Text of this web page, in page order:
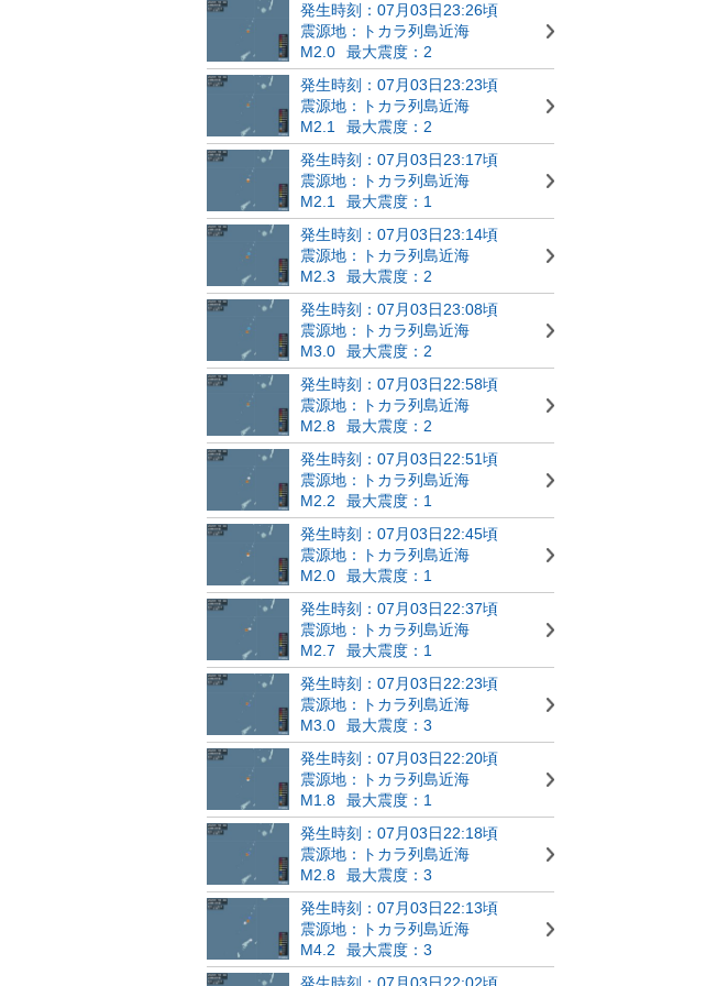
発生時刻：07月03日23:26頃
震源地：トカラ列島近海
M2.0
最大震度：2
発生時刻：07月03日23:23頃
震源地：トカラ列島近海
M2.1
最大震度：2
発生時刻：07月03日23:17頃
震源地：トカラ列島近海
M2.1
最大震度：1
発生時刻：07月03日23:14頃
震源地：トカラ列島近海
M2.3
最大震度：2
発生時刻：07月03日23:08頃
震源地：トカラ列島近海
M3.0
最大震度：2
発生時刻：07月03日22:58頃
震源地：トカラ列島近海
M2.8
最大震度：2
発生時刻：07月03日22:51頃
震源地：トカラ列島近海
M2.2
最大震度：1
発生時刻：07月03日22:45頃
震源地：トカラ列島近海
M2.0
最大震度：1
発生時刻：07月03日22:37頃
震源地：トカラ列島近海
M2.7
最大震度：1
発生時刻：07月03日22:23頃
震源地：トカラ列島近海
M3.0
最大震度：3
発生時刻：07月03日22:20頃
震源地：トカラ列島近海
M1.8
最大震度：1
発生時刻：07月03日22:18頃
震源地：トカラ列島近海
M2.8
最大震度：3
発生時刻：07月03日22:13頃
震源地：トカラ列島近海
M4.2
最大震度：3
発生時刻：07月03日22:02頃